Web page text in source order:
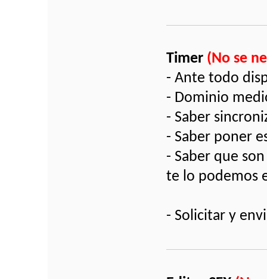
Timer (No se
- Ante todo
- Dominio
- Saber
- Saber poner
- Saber que
te lo podemos
- Solicitar y